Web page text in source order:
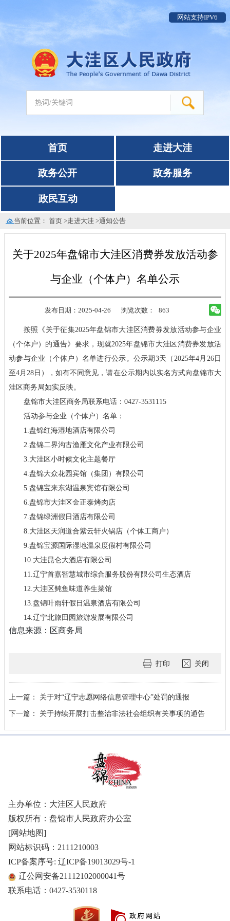
网站支持IPV6
首页 走进大洼
政务公开 政务服务
政民互动
当前位置：首页 >走进大洼 >通知公告
关于2025年盘锦市大洼区消费券发放活动参
与企业（个体户）名单公示
发布日期：2025-04-26 浏览次数： 863
按照《关于征集2025年盘锦市大洼区消费券发放活动参与企业
（个体户）的通告》要求，现就2025年盘锦市大洼区消费券发放活
动参与企业（个体户）名单进行公示。公示期3天（2025年4月26日
至4月28日），如有不同意见，请在公示期内以实名方式向盘锦市大
洼区商务局如实反映。
盘锦市大洼区商务局联系电话：0427-3531115
活动参与企业（个体户）名单：
1.盘锦红海湿地酒店有限公司
2.盘锦二界沟古渔雁文化产业有限公司
3.大洼区小时候文化主题餐厅
4.盘锦大众花园宾馆（集团）有限公司
5.盘锦宝来东湖温泉宾馆有限公司
6.盘锦市大洼区金正泰烤肉店
7.盘锦绿洲假日酒店有限公司
8.大洼区天润道合紫云轩火锅店（个体工商户）
9.盘锦宝源国际湿地温泉度假村有限公司
10.大洼昆仑大酒店有限公司
11.辽宁首嘉智慧城市综合服务股份有限公司生态酒店
12.大洼区鲀鱼味道养生菜馆
13.盘锦叶雨轩假日温泉酒店有限公司
14.辽宁北旅田园旅游发展有限公司
信息来源：区商务局
打印 关闭
上一篇：
关于对“辽宁志愿网络信息管理中心”处罚的通报
下一篇：
关于持续开展打击整治非法社会组织有关事项的通告
主办单位：大洼区人民政府
版权所有：盘锦市人民政府办公室
[网站地图]
网站标识码：2111210003
ICP备案序号: 辽ICP备19013029号-1
辽公网安备21112102000041号
联系电话：0427-3530118